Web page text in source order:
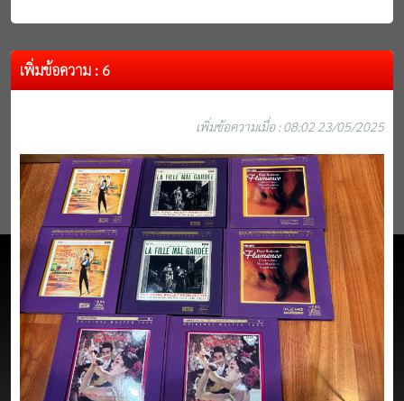
เพิ่มข้อความ : 6
เพิ่มข้อความเมื่อ : 08:02 23/05/2025